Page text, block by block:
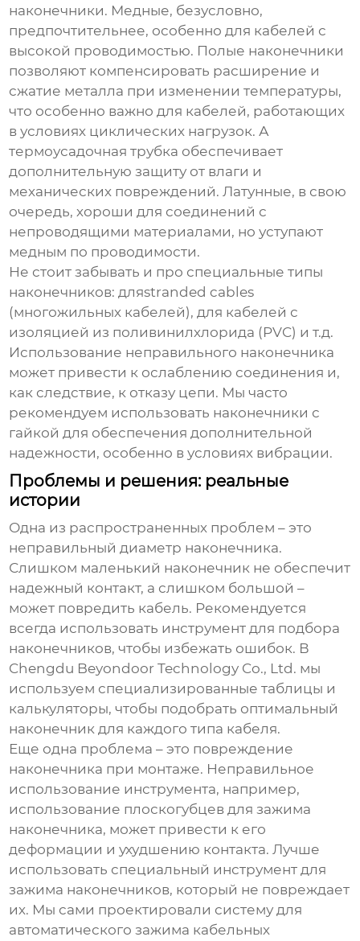
наконечники. Медные, безусловно,
предпочтительнее, особенно для кабелей с
высокой проводимостью. Полые наконечники
позволяют компенсировать расширение и
сжатие металла при изменении температуры,
что особенно важно для кабелей, работающих
в условиях циклических нагрузок. А
термоусадочная трубка обеспечивает
дополнительную защиту от влаги и
механических повреждений. Латунные, в свою
очередь, хороши для соединений с
непроводящими материалами, но уступают
медным по проводимости.
Не стоит забывать и про специальные типы
наконечников: дляstranded cables
(многожильных кабелей), для кабелей с
изоляцией из поливинилхлорида (PVC) и т.д.
Использование неправильного наконечника
может привести к ослаблению соединения и,
как следствие, к отказу цепи. Мы часто
рекомендуем использовать наконечники с
гайкой для обеспечения дополнительной
надежности, особенно в условиях вибрации.
Проблемы и решения: реальные
истории
Одна из распространенных проблем – это
неправильный диаметр наконечника.
Слишком маленький наконечник не обеспечит
надежный контакт, а слишком большой –
может повредить кабель. Рекомендуется
всегда использовать инструмент для подбора
наконечников, чтобы избежать ошибок. В
Chengdu Beyondoor Technology Co., Ltd. мы
используем специализированные таблицы и
калькуляторы, чтобы подобрать оптимальный
наконечник для каждого типа кабеля.
Еще одна проблема – это повреждение
наконечника при монтаже. Неправильное
использование инструмента, например,
использование плоскогубцев для зажима
наконечника, может привести к его
деформации и ухудшению контакта. Лучше
использовать специальный инструмент для
зажима наконечников, который не повреждает
их. Мы сами проектировали систему для
автоматического зажима кабельных